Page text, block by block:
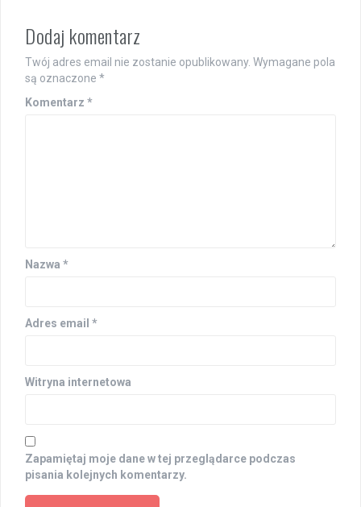
Dodaj komentarz
Twój adres email nie zostanie opublikowany. Wymagane pola
są oznaczone *
Komentarz *
Nazwa *
Adres email *
Witryna internetowa
Zapamiętaj moje dane w tej przeglądarce podczas
pisania kolejnych komentarzy.